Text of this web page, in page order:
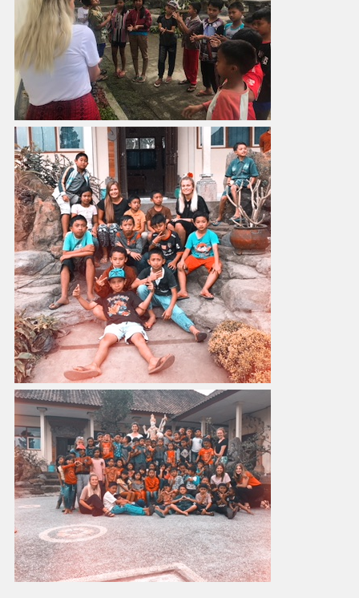
Hva drømmer du om å
gjøre?
Velg 1 til 3 ting du er interessert i
BETALT ARBEID & KARRIERE
FRIVILLIG & FORSKJELL
JOBB MED DYR
HAV & MARINELIV
GÅRDSLIV
GRUPPEREISER & SPENNING
NESTE STEG ⇢